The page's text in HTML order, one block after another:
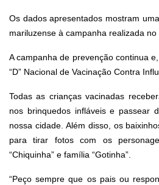
Os dados apresentados mostram
mariluzense à campanha realizada
A campanha de prevenção continua
“D” Nacional de Vacinação Contra
Todas as crianças vacinadas
nos brinquedos infláveis e passear
nossa cidade. Além disso, os
para tirar fotos com os
“Chiquinha” e família “Gotinha”.
“Peço sempre que os pais ou